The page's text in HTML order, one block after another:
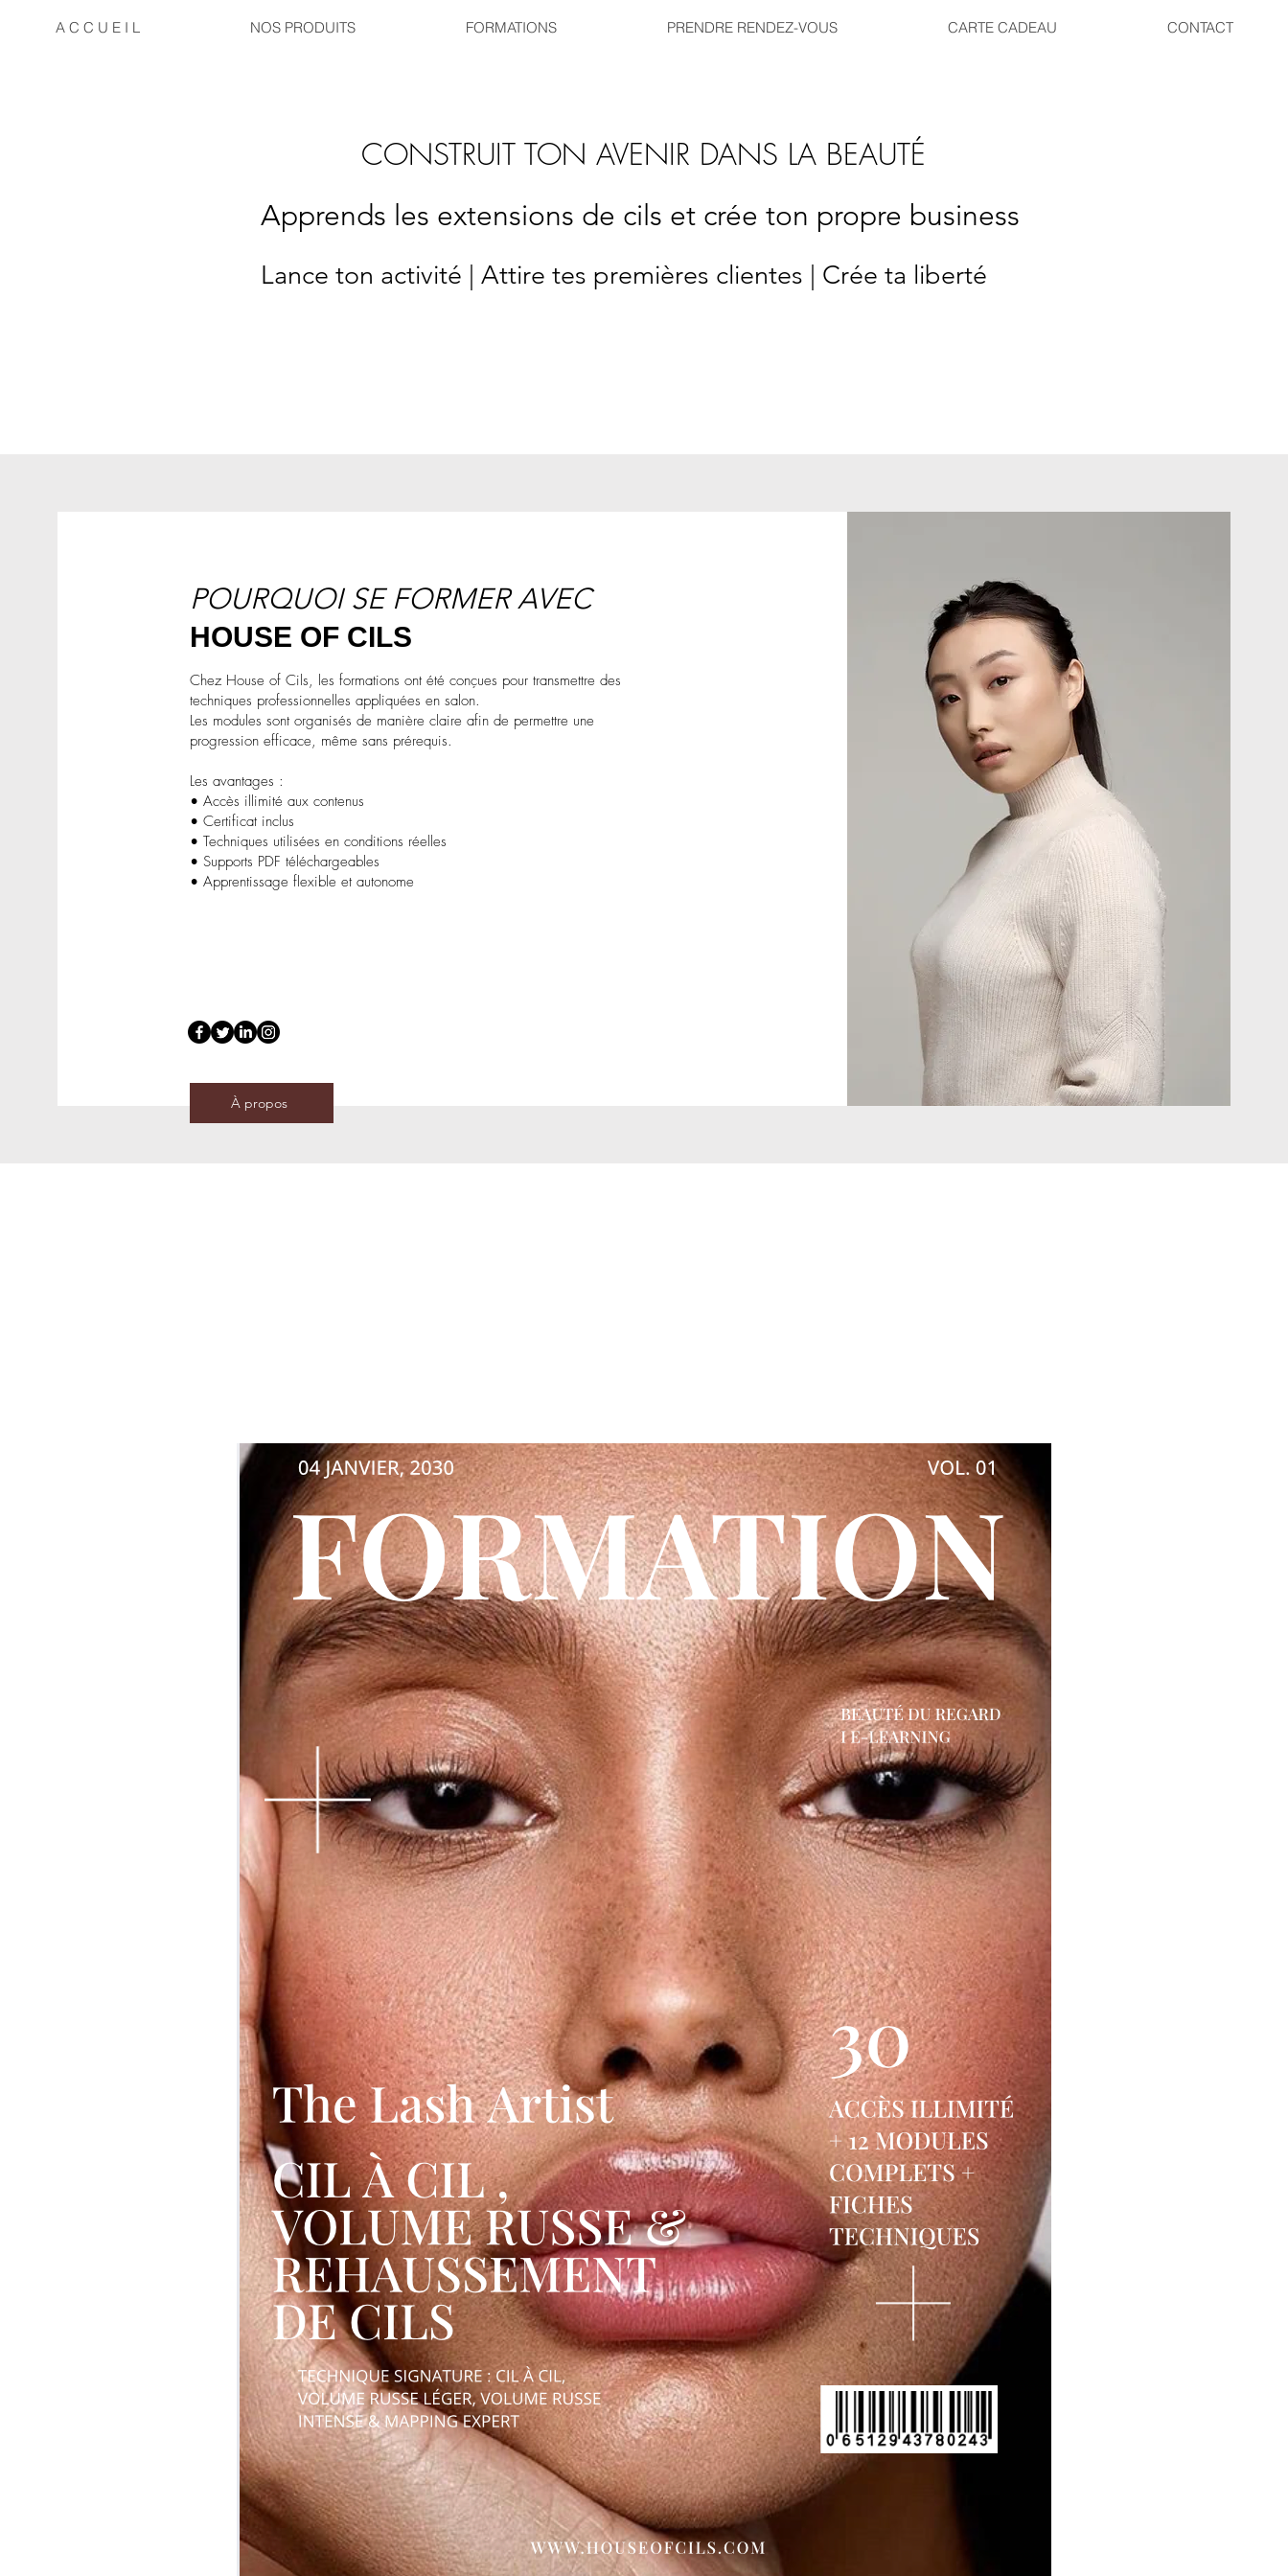
A C C U E I L NOS PRODUITS FORMATIONS PRENDRE RENDEZ-VOUS CARTE CADEAU CONTACT
CONSTRUIT TON AVENIR DANS LA BEAUTÉ
Apprends les extensions de cils et crée ton propre business
Lance ton activité | Attire tes premières clientes | Crée ta liberté
POURQUOI SE FORMER AVEC
HOUSE OF CILS
Chez House of Cils, les formations ont été conçues pour transmettre des
techniques professionnelles appliquées en salon.
Les modules sont organisés de manière claire afin de permettre une
progression efficace, même sans prérequis.
Les avantages :
• Accès illimité aux contenus
• Certificat inclus
• Techniques utilisées en conditions réelles
• Supports PDF téléchargeables
• Apprentissage flexible et autonome
À propos